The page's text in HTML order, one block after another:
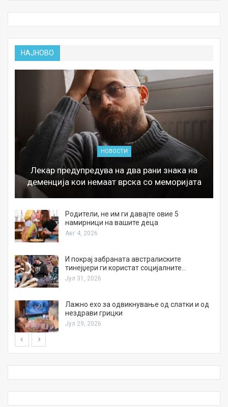
НАЈНОВО
НОВОСТИ
Лекар предупредува на два рани знака на
деменција кои немаат врска со меморијата
Родители, не им ги давајте овие 5
намирници на вашите деца
Авг 4, 2026
И покрај забраната австралиските
тинејџери ги користат социјалните…
Јул 31, 2026
Лажно ехо за одвикнување од слатки и од
нездрави грицки
Јул 29, 2026